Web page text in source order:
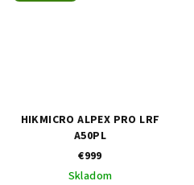
HIKMICRO ALPEX PRO LRF
A50PL
€999
Skladom